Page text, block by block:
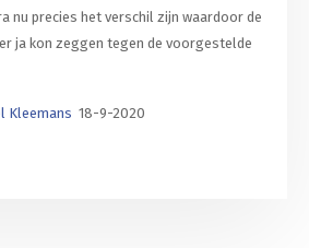
nu precies het verschil zijn waardoor de
ja kon zeggen tegen de voorgestelde
Kleemans 18-9-2020